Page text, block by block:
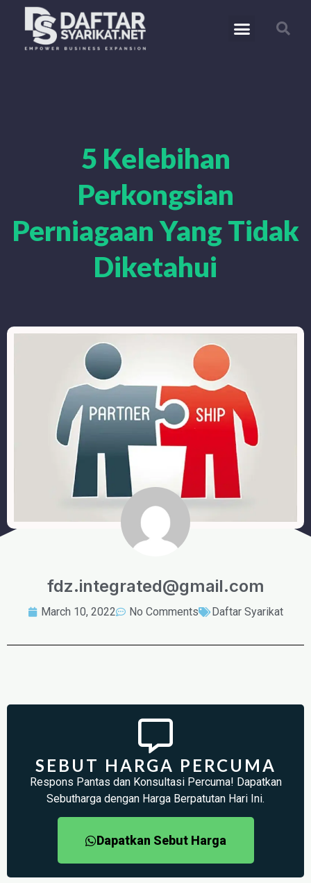
5 Kelebihan
Perkongsian
Perniagaan Yang Tidak
Diketahui
fdz.integrated@gmail.com
March 10, 2022 No Comments Daftar Syarikat
SEBUT HARGA PERCUMA
Respons Pantas dan Konsultasi Percuma! Dapatkan
Sebutharga dengan Harga Berpatutan Hari Ini.
Dapatkan Sebut Harga